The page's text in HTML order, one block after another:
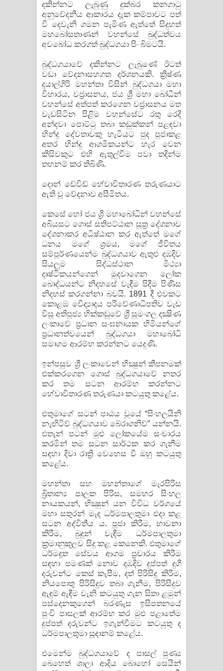
දකින්නට ලැබුණු දුක්‌බර කනගාටු
අනුවේදනීය ආකාරය දැක කම්පාවට පත්
වී දෙවැනි ගමන පැමිණ ඇත්තේ සිදුහත්
මහබෝසතාණන් වහන්සේ බුද්ධත්වය
අවබෝධ කරගත් බුද්ධගයා පිං බිමටයි.
බුද්ධගයාවේ දකින්නට ලැබුණේ ඊටත්
වඩා වේදනාසහගත දර්ශනයකි. ක්‍රිෂ්ණ
දයාල්ගිරි මහන්තා විසින් බුද්ධගයා මහා
විහාරය, වජ්‍රාසනය, ජය ශ්‍රී මහා බෝධීන්
වහන්සේ අත්පත් කරගෙන වජ්‍රාසනය මත
වැඩසිටින පිළිම වහන්සේට රතු රෙදි
අන්දවා පොට්‌ටු තබා කඩුක්‌කන් පළඳවා
හින්දු දේවතාවකු හැටියට පුද පූජාකළ
අතර හින්දු ආගමිකයන්ට හැර වෙන
කිසිවකුට එහි ඇතුල්වීම පවා තදින්ම
තහනම් කර තිබිණි.
දොන් ඩේවිඩ් හේවාවිතාරණ තරුණයාට
ඇති වූ වේදනාව අසීමිතය.
කෙසේ හෝ ජය ශ්‍රී මහාබෝධින් වහන්සේ
අබියසට ගොස්‌ සතිපට්‌ඨාන සූත්‍ර දේශනාව
දේශනාකර අධිෂ්ඨාන කර ඇත්තේ මගේ
ධනය මගේ ශ්‍රමය, මගේ ජීවිතය
සම්පූර්ණයෙන්ම බුද්ධගයාව ඇතුළු දඹදිව
සියලුම සිද්ධස්‌ථාන මිථ්‍යා
දෘෂ්ටිකයන්ගෙන් මුදවාගෙන ලෝක
බොද්ධයන්ට නිදහසේ වැඳීම පිදීම පිණිස
නිදහස්‌ කරගන්නා බවයි. 1891 දී එවකට
කොළඹ විෙද්‍යාදය පරිවේණාධිපතිව වැඩ
විසූ අතිපූජ්‍ය හික්‌කඩුවේ ශ්‍රී සුමංගල දක්‍ෂිණ
ලංකාවේ ප්‍රධාන සංඝනායක හිමියන්ගේ
ප්‍රධානත්වයෙන් බුද්ධගයා මහාබෝධි
සමාගම ආරම්භ කරන්නට යෙදුණි.
ඉන්පසුව ශ්‍රී ලංකාවෙන් භික්‍ෂුන් කීපනමක්‌
එක්‌කරගෙන ගොස්‌ බුද්ධගයාවේ නතර
කර තම සටන ආරම්භ කරන්නට
හේවාවිතාරණ තරුණයා කටයුතු කළේය.
එතුමාගේ සටන් පාඨය වූයේ “සිංහලයිනි
නැඟිටිව් බුද්ධගයාව බේරාගනිව්” යන්නයි.
එතැන් පටන් මුළු ලෝකයේම සංචාරය
කරමින් තම සටන සාර්ථක කර ගැනීම
සඳහා දිවා රාත්‍රි වෙහෙස වී ඔහු කටයුතු
කළේය.
මහන්තා සහ මහන්තාගේ මැරපිරිස
බ්‍රිතාන්‍ය පාලක පිරිස, සමහර සිංහල
නායකයන්, භික්‍ෂුන් යන විවිධ වර්ගයේ
මහා සතුරන් මැද ධර්මපාලතුමා එදා කළ
සටන අද්විතීය ය. පූජා කිරීම, භාවනා
කිරීම, බුදුන් වැඳීම ධර්මපාලතුමා
ක්‍රමානුකූලව සිදු කළ කෙනෙකි. එතුමාගේ
ධර්මදූත සේවය ආගම ප්‍රචාරය කිරීම
සඳහා පමණක්‌ නොව දඹදිව දුප්පත් දුගී
දරුවන්ට කෙස්‌ කැපීම, දත් පිරිසිදු කිරිම,
නියපොතු පිරිසිදුව තබා ගැනීම, පිරිසිදුව
ඇඳුම් ඇඳීම වැනි කටයුතු ගැන සිතා ළමුන්
පස්‌දෙනකුගෙන් බරණැස ඉසිපතනයේ
පුංචි පාසලක්‌ ආරම්භ කර මුළු පළාතේම
දුප්පත් දරුවන්ට ඉගැන්වීමට කටයුතු ද
ධර්මපාලතුමා සූදානම් කළේය.
එමෙන්ම බුද්ධගයාවේ ද පාසල් පුණ්‍ය
බෙහෙත් ශාලා ආදිය බොහෝ සෙයින්